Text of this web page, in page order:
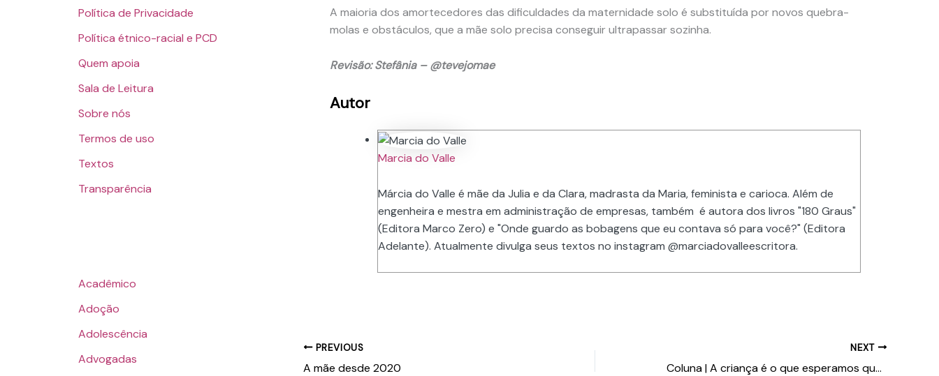
Política de Privacidade
Política étnico-racial e PCD
Quem apoia
Sala de Leitura
Sobre nós
Termos de uso
Textos
Transparência
Acadêmico
Adoção
Adolescência
Advogadas
A maioria dos amortecedores das dificuldades da maternidade solo é substituída por novos quebra-
molas e obstáculos, que a mãe solo precisa conseguir ultrapassar sozinha.
Revisão: Stefânia – @tevejomae
Autor
Marcia do Valle
Márcia do Valle é mãe da Julia e da Clara, madrasta da Maria, feminista e carioca. Além de
engenheira e mestra em administração de empresas, também é autora dos livros "180 Graus"
(Editora Marco Zero) e "Onde guardo as bobagens que eu contava só para você?" (Editora
Adelante). Atualmente divulga seus textos no instagram @marciadovalleescritora.
PREVIOUS
A mãe desde 2020
NEXT
Coluna | A criança é o que esperamos que ela seja